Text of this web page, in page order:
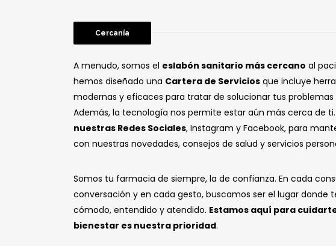
Cercanía
A menudo, somos el eslabón sanitario más cercano al
hemos diseñado una Cartera de Servicios que incluye
modernas y eficaces para tratar de solucionar tus problemas
Además, la tecnología nos permite estar aún más cerca de ti.
nuestras Redes Sociales, Instagram y Facebook, para
con nuestras novedades, consejos de salud y servicios
Somos tu farmacia de siempre, la de confianza. En cada
conversación y en cada gesto, buscamos ser el lugar donde
cómodo, entendido y atendido. Estamos aquí para
bienestar es nuestra prioridad.